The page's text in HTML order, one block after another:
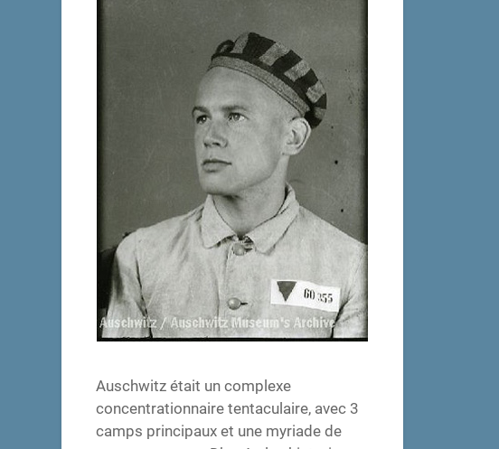
Auschwitz était un complexe
concentrationnaire tentaculaire, avec 3
camps principaux et une myriade de